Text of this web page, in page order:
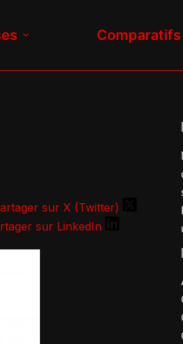
Comparatifs
sur X (Twitter)
sur LinkedIn